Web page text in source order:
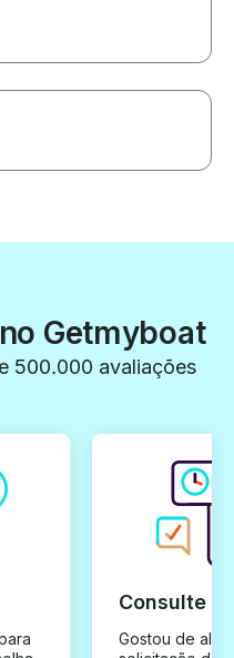
Getmyboat
500.000 avaliações
Consulte e
Gostou de